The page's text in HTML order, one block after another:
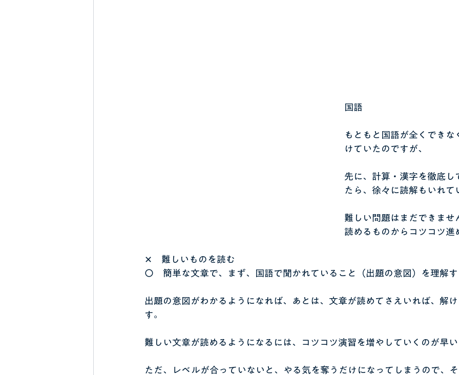
国語
もともと国語が全くできな
けていたのですが、
先に、計算・漢字を徹底し
たら、徐々に読解もいれて
難しい問題はまだできませ
読めるものからコツコツ進
✕　難しいものを読む
〇　簡単な文章で、まず、国語で聞かれていること（出題の意図）を理解
出題の意図がわかるようになれば、あとは、文章が読めてさえいれば、解
す。
難しい文章が読めるようになるには、コツコツ演習を増やしていくのが早
ただ、レベルが合っていないと、やる気を奪うだけになってしまうので、